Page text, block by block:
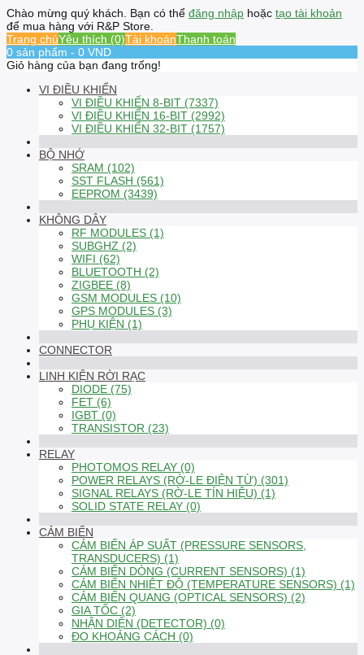
Chào mừng quý khách. Bạn có thể đăng nhập hoặc tạo tài khoản
để mua hàng với R&P Store.
Trang chủYêu thích (0)Tài khoảnThanh toán
0 sản phẩm - 0 VND
Giỏ hàng của bạn đang trống!
VI ĐIỀU KHIỂN
VI ĐIỀU KHIỂN 8-BIT (7337)
VI ĐIỀU KHIỂN 16-BIT (2992)
VI ĐIỀU KHIỂN 32-BIT (1757)
BỘ NHỚ
SRAM (102)
SST FLASH (561)
EEPROM (3439)
KHÔNG DÂY
RF MODULES (1)
SUBGHZ (2)
WIFI (62)
BLUETOOTH (2)
ZIGBEE (8)
GSM MODULES (10)
GPS MODULES (3)
PHỤ KIỆN (1)
CONNECTOR
LINH KIỆN RỜI RẠC
DIODE (75)
FET (6)
IGBT (0)
TRANSISTOR (23)
RELAY
PHOTOMOS RELAY (0)
POWER RELAYS (RỜ-LE ĐIỆN TỪ) (301)
SIGNAL RELAYS (RỜ-LE TÍN HIỆU) (1)
SOLID STATE RELAY (0)
CẢM BIẾN
CẢM BIẾN ÁP SUẤT (PRESSURE SENSORS,
TRANSDUCERS) (1)
CẢM BIẾN DÒNG (CURRENT SENSORS) (1)
CẢM BIẾN NHIỆT ĐỘ (TEMPERATURE SENSORS) (1)
CẢM BIẾN QUANG (OPTICAL SENSORS) (2)
GIA TỐC (2)
NHẬN DIỆN (DETECTOR) (0)
ĐO KHOẢNG CÁCH (0)